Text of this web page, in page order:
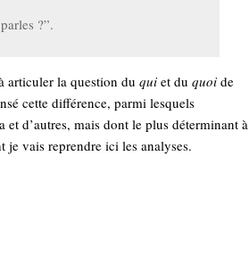
?”.
articuler la question du qui et du quoi de
cette différence, parmi lesquels
d’autres, mais dont le plus déterminant à
je vais reprendre ici les analyses.